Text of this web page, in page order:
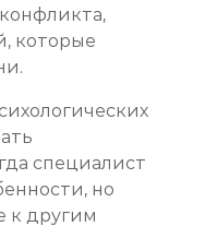
которые
специалист
но
к другим